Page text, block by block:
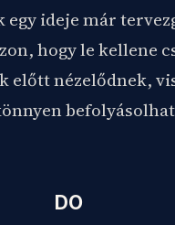
ideje már
hogy le kellene
előtt nézelődnek,
DO